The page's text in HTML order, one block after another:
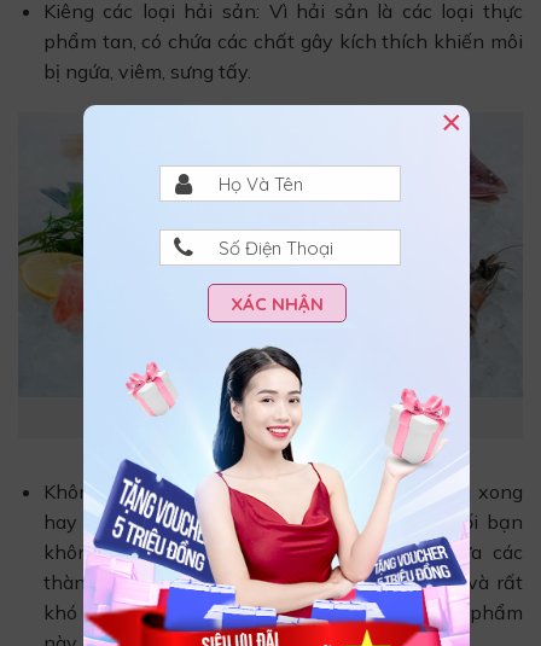
Kiêng các loại hải sản: Vì hải sản là các loại thực
phẩm tan, có chứa các chất gây kích thích khiến môi
bị ngứa, viêm, sưng tấy.
Tránh xa các món hải sản sau khi xăm môi nhé
Không ăn rau muống: Bất kể bạn mới xăm môi xong
hay đang bị các vết thương khác, thì tuyệt đối bạn
không được ăn rau muống. Vì chúng có chứa các
thành phần gây nên sẹo lồi cho vết thương, và rất
khó trị về sau. Do đó, bạn nên kiêng loại thực phẩm
XÁC NHẬN
×